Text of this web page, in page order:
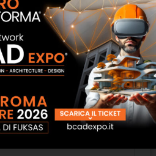
T - KNIPEX Alligator Pinza
per tubi e dadi, 250 mm